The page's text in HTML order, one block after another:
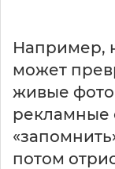
Например,
может
живые
рекламные
потом